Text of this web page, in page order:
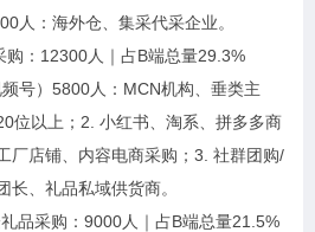
人：海外仓、集采代采企业。
购：12300人｜占B端总量29.3%
号）5800人：MCN机构、垂类主
位以上；2. 小红书、淘系、拼多多商
厂店铺、内容电商采购；3. 社群团购/
、礼品私域供货商。
礼品采购：9000人｜占B端总量21.5%